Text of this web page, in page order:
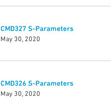
CMD327 S-Parameters
May 30, 2020
CMD326 S-Parameters
May 30, 2020